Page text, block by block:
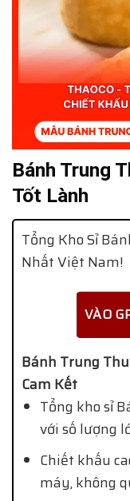
Bánh Trung
Tốt Lành
Tổng Kho Sỉ
Nhất Việt Nam!
VÀO
Bánh Trung
Cam Kết
Tổng kho sỉ
với số lượng
Chiết khấu
máy, không